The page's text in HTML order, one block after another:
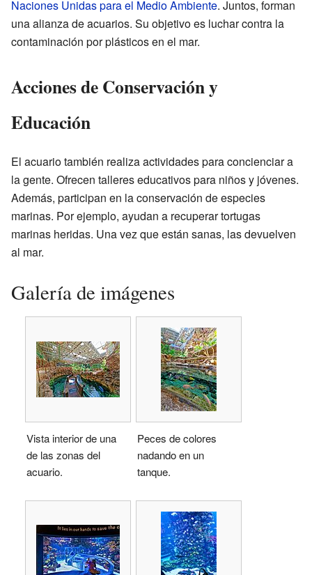
Naciones Unidas para el Medio Ambiente. Juntos, forman
una alianza de acuarios. Su objetivo es luchar contra la
contaminación por plásticos en el mar.
Acciones de Conservación y
Educación
El acuario también realiza actividades para concienciar a
la gente. Ofrecen talleres educativos para niños y jóvenes.
Además, participan en la conservación de especies
marinas. Por ejemplo, ayudan a recuperar tortugas
marinas heridas. Una vez que están sanas, las devuelven
al mar.
Galería de imágenes
Vista interior de una
de las zonas del
acuario.
Peces de colores
nadando en un
tanque.